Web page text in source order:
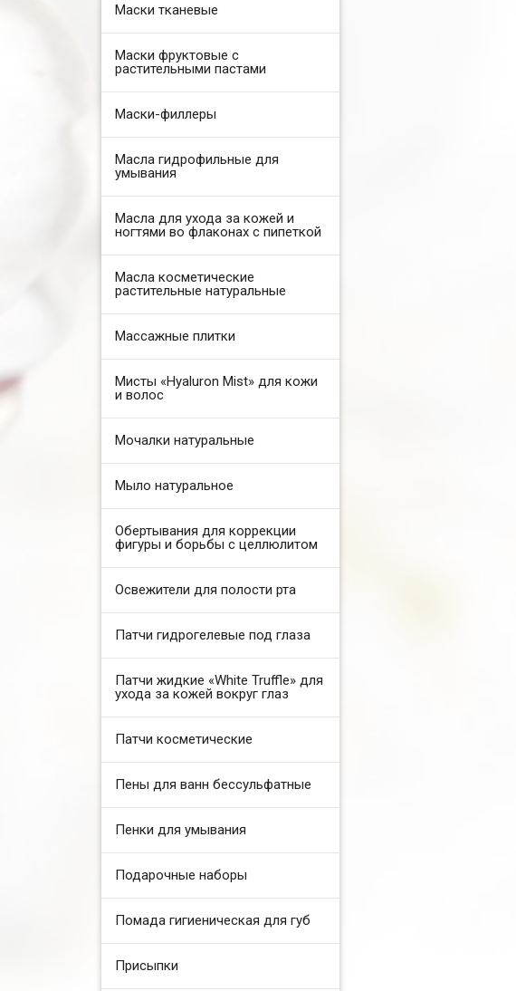
Маски тканевые
Маски фруктовые с
растительными пастами
Маски-филлеры
Масла гидрофильные для
умывания
Масла для ухода за кожей и
ногтями во флаконах с пипеткой
Масла косметические
растительные натуральные
Массажные плитки
Мисты «Hyaluron Mist» для кожи
и волос
Мочалки натуральные
Мыло натуральное
Обертывания для коррекции
фигуры и борьбы с целлюлитом
Освежители для полости рта
Патчи гидрогелевые под глаза
Патчи жидкие «White Truffle» для
ухода за кожей вокруг глаз
Патчи косметические
Пены для ванн бессульфатные
Пенки для умывания
Подарочные наборы
Помада гигиеническая для губ
Присыпки